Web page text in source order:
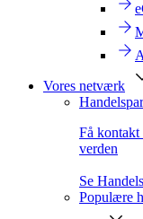
Vores netværk
Få kontakt
verden
Se
Populære